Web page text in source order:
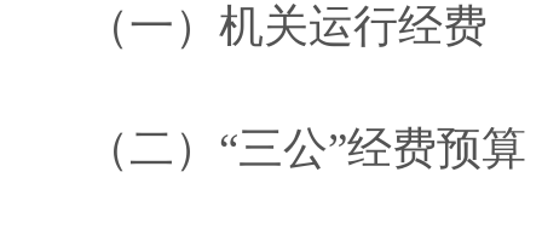
（一）机关运行经费
（二） “三公”经费预算